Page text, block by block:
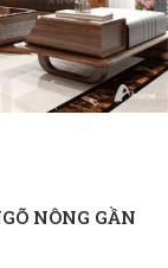
NÔNG GẦN